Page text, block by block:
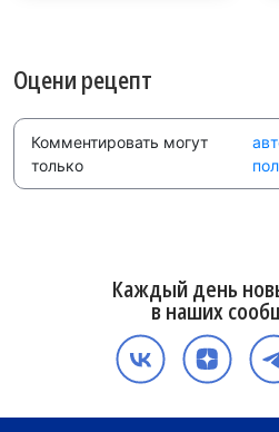
Оцени рецепт
Комментировать могут
только
Каждый день
в наших